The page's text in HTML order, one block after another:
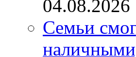
Семьи